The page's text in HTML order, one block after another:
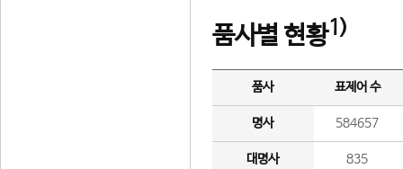
품사별 현황1)
품사 표제어 수
명사 584657
대명사 835